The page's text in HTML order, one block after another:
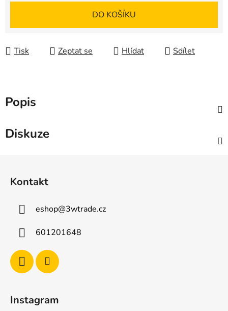
DO KOŠÍKU
Tisk Zeptat se Hlídat Sdílet
Popis
Diskuze
Kontakt
eshop@3wtrade.cz
601201648
Instagram